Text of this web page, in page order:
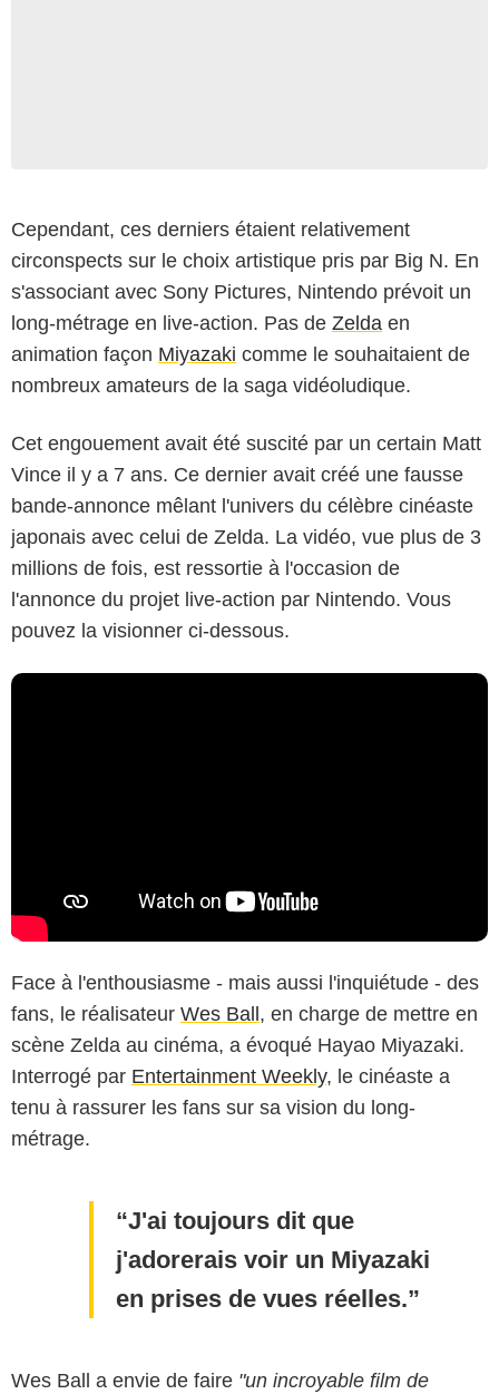
Cependant, ces derniers étaient relativement
circonspects sur le choix artistique pris par Big N. En
s'associant avec Sony Pictures, Nintendo prévoit un
long-métrage en live-action. Pas de Zelda en
animation façon Miyazaki comme le souhaitaient de
nombreux amateurs de la saga vidéoludique.
Cet engouement avait été suscité par un certain Matt
Vince il y a 7 ans. Ce dernier avait créé une fausse
bande-annonce mêlant l'univers du célèbre cinéaste
japonais avec celui de Zelda. La vidéo, vue plus de 3
millions de fois, est ressortie à l'occasion de
l'annonce du projet live-action par Nintendo. Vous
pouvez la visionner ci-dessous.
Face à l'enthousiasme - mais aussi l'inquiétude - des
fans, le réalisateur Wes Ball , en charge de mettre en
scène Zelda au cinéma, a évoqué Hayao Miyazaki.
Interrogé par Entertainment Weekly, le cinéaste a
tenu à rassurer les fans sur sa vision du long-
métrage.
J'ai toujours dit que
j'adorerais voir un Miyazaki
en prises de vues réelles.
Wes Ball a envie de faire "un incroyable film de